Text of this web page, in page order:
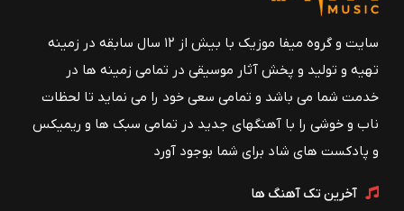
سایت و گروه میفا موزیک با بیش از ۱۲ سال سابقه در زمینه
تهیه و تولید و پخش آثار موسیقی در تمامی زمینه ها در
خدمت شما می باشد و تمامی سعی خود را می نماید تا لحظات
ناب و خوشی را با آهنگهای جدید در تمامی سبک ها و ریمیکس
و پادکست های شاد برای شما بوجود آورد
آخرین تک آهنگ ها